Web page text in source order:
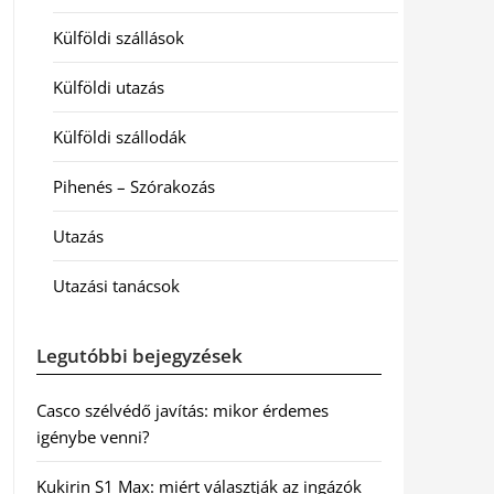
Külföldi szállások
Külföldi utazás
Külföldi szállodák
Pihenés – Szórakozás
Utazás
Utazási tanácsok
Legutóbbi bejegyzések
Casco szélvédő javítás: mikor érdemes
igénybe venni?
Kukirin S1 Max: miért választják az ingázók